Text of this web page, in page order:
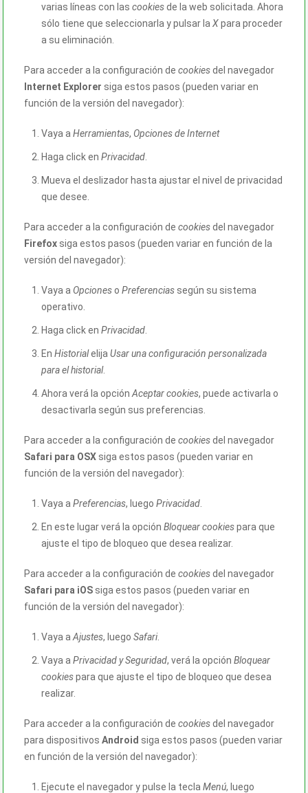
varias líneas con las cookiesde la web solicitada. Ahora
sólo tiene que seleccionarla y pulsar la Xpara proceder
a su eliminación.
Para acceder a la configuración de cookiesdel navegador
Internet Explorer siga estos pasos (pueden variar en
función de la versión del navegador):
Vaya a Herramientas, Opciones de Internet
Haga click en Privacidad
Mueva el deslizador hasta ajustar el nivel de privacidad
que desee.
Para acceder a la configuración de cookiesdel navegador
Firefox siga estos pasos (pueden variar en función de la
versión del navegador):
Vaya a Opcioneso Preferencias según su sistema
operativo.
Haga click en Privacidad
En Historialelija Usar una configuración personalizada
para el historial.
Ahora verá la opción Aceptar cookies, puede activarla o
desactivarla según sus preferencias.
Para acceder a la configuración de cookiesdel navegador
Safari para OSX siga estos pasos (pueden variar en
función de la versión del navegador):
Vaya a Preferencias, luego Privacidad
En este lugar verá la opción Bloquear cookiespara que
ajuste el tipo de bloqueo que desea realizar.
Para acceder a la configuración de cookiesdel navegador
Safari para iOS siga estos pasos (pueden variar en
función de la versión del navegador):
Vaya a Ajustes, luego Safari.
Vaya a Privacidad y Seguridad, verá la opción Bloquear
cookiespara que ajuste el tipo de bloqueo que desea
realizar.
Para acceder a la configuración de cookiesdel navegador
para dispositivos Android siga estos pasos (pueden variar
en función de la versión del navegador):
Ejecute el navegador y pulse la tecla Menú, luego